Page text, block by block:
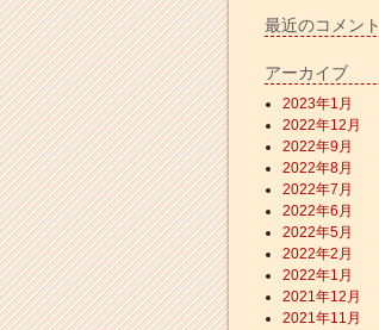
最近のコメント
アーカイブ
2023年1月
2022年12月
2022年9月
2022年8月
2022年7月
2022年6月
2022年5月
2022年2月
2022年1月
2021年12月
2021年11月